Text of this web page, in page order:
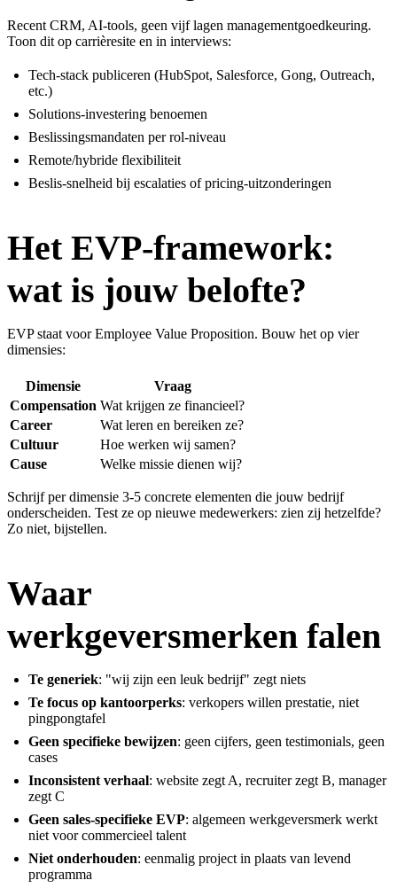
Recent CRM, AI-tools, geen vijf lagen managementgoedkeuring.
Toon dit op carrièresite en in interviews:
Tech-stack publiceren (HubSpot, Salesforce, Gong, Outreach,
etc.)
Solutions-investering benoemen
Beslissingsmandaten per rol-niveau
Remote/hybride flexibiliteit
Beslis-snelheid bij escalaties of pricing-uitzonderingen
Het EVP-framework:
wat is jouw belofte?
EVP staat voor Employee Value Proposition. Bouw het op vier
dimensies:
Dimensie
Vraag
Compensation Wat krijgen ze financieel?
Career
Wat leren en bereiken ze?
Cultuur
Hoe werken wij samen?
Cause
Welke missie dienen wij?
Schrijf per dimensie 3-5 concrete elementen die jouw bedrijf
onderscheiden. Test ze op nieuwe medewerkers: zien zij hetzelfde?
Zo niet, bijstellen.
Waar
werkgeversmerken falen
Te generiek: "wij zijn een leuk bedrijf" zegt niets
Te focus op kantoorperks: verkopers willen prestatie, niet
pingpongtafel
Geen specifieke bewijzen: geen cijfers, geen testimonials, geen
cases
Inconsistent verhaal: website zegt A, recruiter zegt B, manager
zegt C
Geen sales-specifieke EVP: algemeen werkgeversmerk werkt
niet voor commercieel talent
Niet onderhouden: eenmalig project in plaats van levend
programma